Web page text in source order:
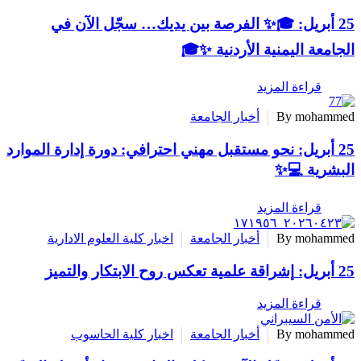
🎓✨ الفرصة بين يديك… سجّل الآن في
اليمنية الأردنية ✨🎓
المزيد
By أخبار الجامعة
نحو مستقبل مهني احترافي: دورة إدارة الموارد
💻✨
المزيد
By أخبار الجامعة اخبار كلية العلوم الادارية
إشراقة علمية تعكس روح الابتكار والتميز
المزيد
By أخبار الجامعة اخبار كلية الحاسوب